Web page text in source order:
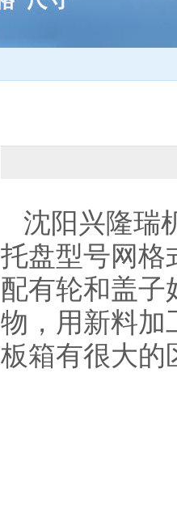
沈阳兴隆瑞
托盘型号网格
配有轮和盖子
物，用新料加
板箱有很大的